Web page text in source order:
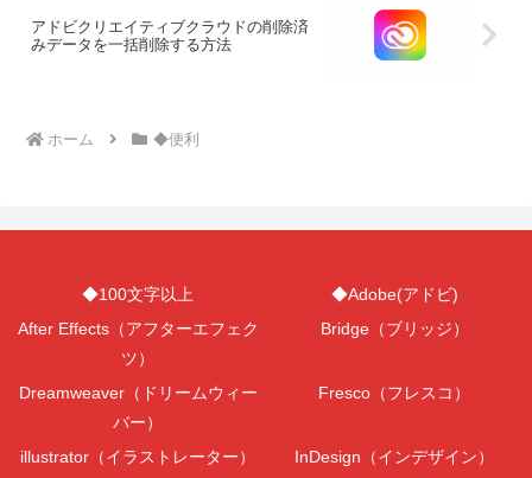
アドビクリエイティブクラウドの削除済
みデータを一括削除する方法
ホーム ◆便利
◆100文字以上
◆Adobe(アドビ)
After Effects（アフターエフェク
ツ）
Bridge（ブリッジ）
Dreamweaver（ドリームウィー
バー）
Fresco（フレスコ）
illustrator（イラストレーター）
InDesign（インデザイン）